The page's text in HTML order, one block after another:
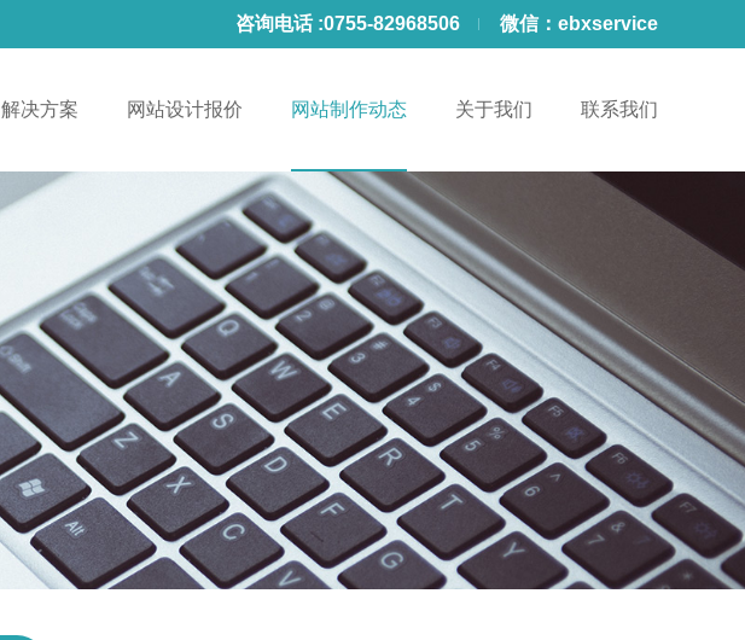
咨询电话 :0755-82968506 微信： ebxservice
解决方案 网站设计报价 网站制作动态 关于我们 联系我们